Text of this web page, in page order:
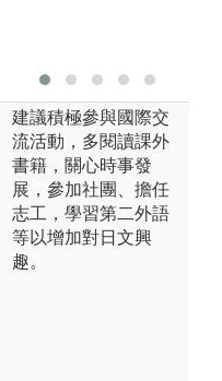
建議積極參與國際交
流活動，多閱讀課外
書籍，關心時事發
展，參加社團、擔任
志工，學習第二外語
等以增加對日文興
趣。